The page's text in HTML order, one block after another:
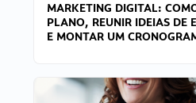
MARKETING DIGITAL:
PLANO, REUNIR IDEIAS DE
E MONTAR UM